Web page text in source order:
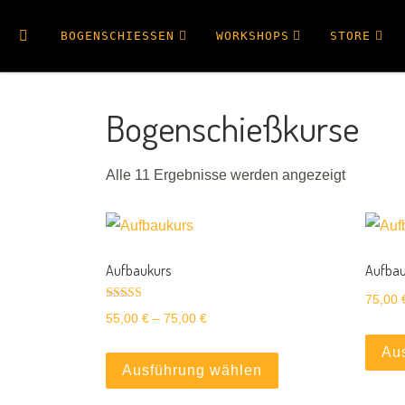
BOGENSCHIESSEN WORKSHOPS STORE
Search
Bogenschießkurse
Alle 11 Ergebnisse werden angezeigt
Aufbaukurs
Bewertet mit
5.00
55,00 € – 75,00 €Preisspanne: 55,00 € bis 75,00 €
Ausführung wählen
Dieses Produkt
75,00